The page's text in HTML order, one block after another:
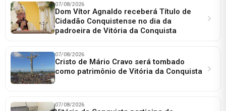
07/08/2026
Dom Vítor Agnaldo receberá Título de
Cidadão Conquistense no dia da
padroeira de Vitória da Conquista
07/08/2026
Cristo de Mário Cravo será tombado
como patrimônio de Vitória da Conquista
07/08/2026